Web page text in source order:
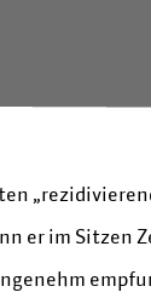
er im